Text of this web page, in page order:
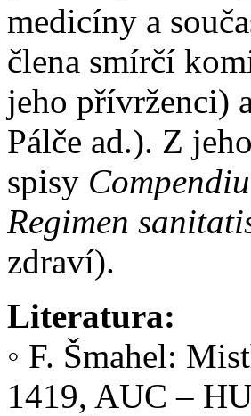
medicíny a
člena smírčí
jeho přívrženci)
Pálče ad.). Z
spisy
Regimen
zdraví).
Literatura:
◦ F. Šmahel:
1419, AUC –